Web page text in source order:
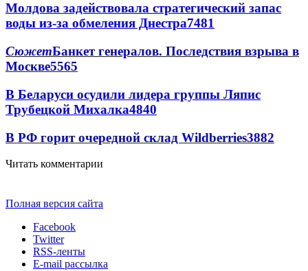
Молдова задействовала стратегический запас
воды из-за обмеления Днестра7481
СюжетБанкет генералов. Последствия взрыва в
Москве5565
В Беларуси осудили лидера группы Ляпис
Трубецкой Михалка4840
В РФ горит очередной склад Wildberries3882
Читать комментарии
Полная версия сайта
Facebook
Twitter
RSS-ленты
E-mail рассылка